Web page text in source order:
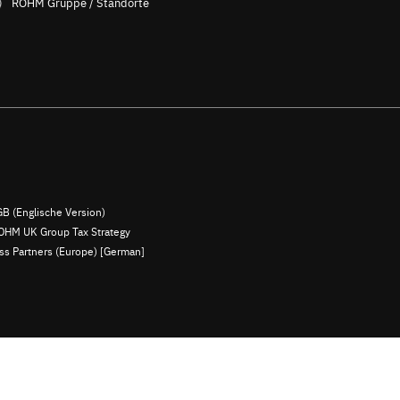
(Englische Version)
UK Group Tax Strategy
Partners (Europe) [German]